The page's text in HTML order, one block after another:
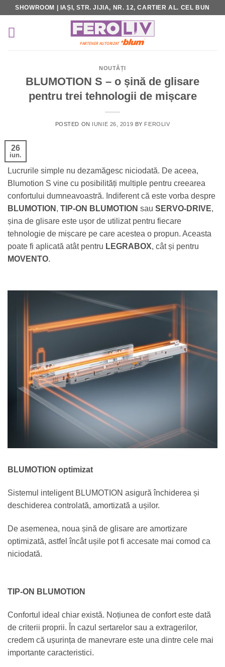
Skip
content
SHOWROOM | IAȘI, STR. JIJIA, NR. 12, CARTIER AL. CEL BUN
NOUTĂȚI
BLUMOTION S – o șină de glisare
pentru trei tehnologii de mișcare
POSTED ON IUNIE 26, 2019 BY FEROLIV
26
iun.
Lucrurile simple nu dezamăgesc niciodată. De aceea,
Blumotion S vine cu posibilități multiple pentru creearea
confortului dumneavoastră. Indiferent că este vorba despre
BLUMOTION , TIP-ON BLUMOTION sau SERVO-DRIVE,
șina de glisare este ușor de utilizat pentru fiecare
tehnologie de mișcare pe care acestea o propun. Aceasta
poate fi aplicată atât pentru LEGRABOX, cât și pentru
MOVENTO.
BLUMOTION optimizat
Sistemul inteligent BLUMOTION asigură închiderea și
deschiderea controlată, amortizată a ușilor.
De asemenea, noua șină de glisare are amortizare
optimizată, astfel încât ușile pot fi accesate mai comod ca
niciodată.
TIP-ON BLUMOTION
Confortul ideal chiar există. Noțiunea de confort este dată
de criterii proprii. În cazul sertarelor sau a extragerilor,
credem că ușurința de manevrare este una dintre cele mai
importante caracteristici.